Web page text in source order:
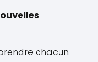
chacun